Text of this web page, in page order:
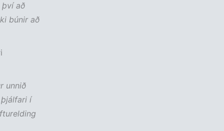
að
búnir að
unnið
í